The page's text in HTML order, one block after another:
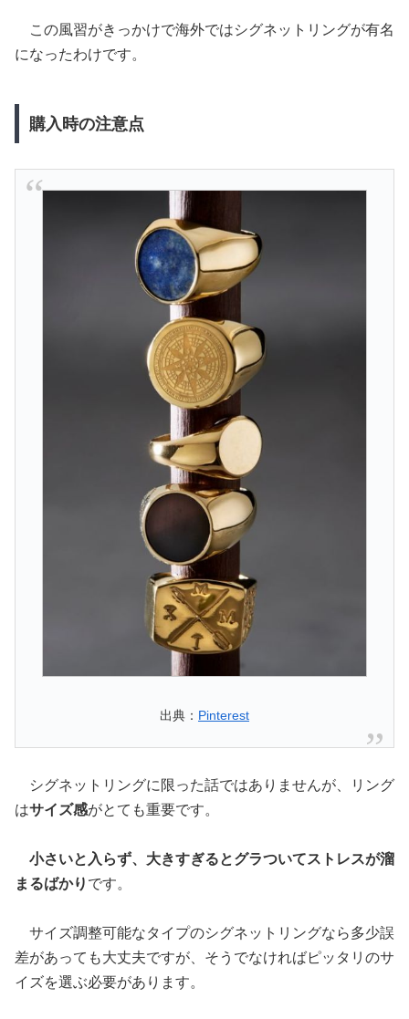
この風習がきっかけで海外ではシグネットリングが有名
になったわけです。
購入時の注意点
出典： Pinterest
シグネットリングに限った話ではありませんが、リング
はサイズ感がとても重要です。
小さいと入らず、大きすぎるとグラついてストレスが溜
まるばかり です。
サイズ調整可能なタイプのシグネットリングなら多少誤
差があっても大丈夫ですが、そうでなければピッタリのサ
イズを選ぶ必要があります。